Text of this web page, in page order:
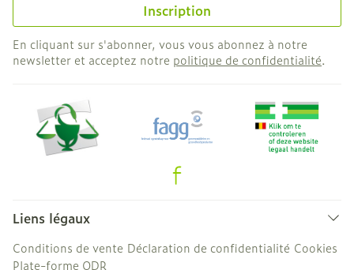
Inscription
En cliquant sur s'abonner, vous vous abonnez à notre
newsletter et acceptez notre politique de confidentialité.
Liens légaux
Conditions de vente Déclaration de confidentialité Cookies
Plate-forme ODR